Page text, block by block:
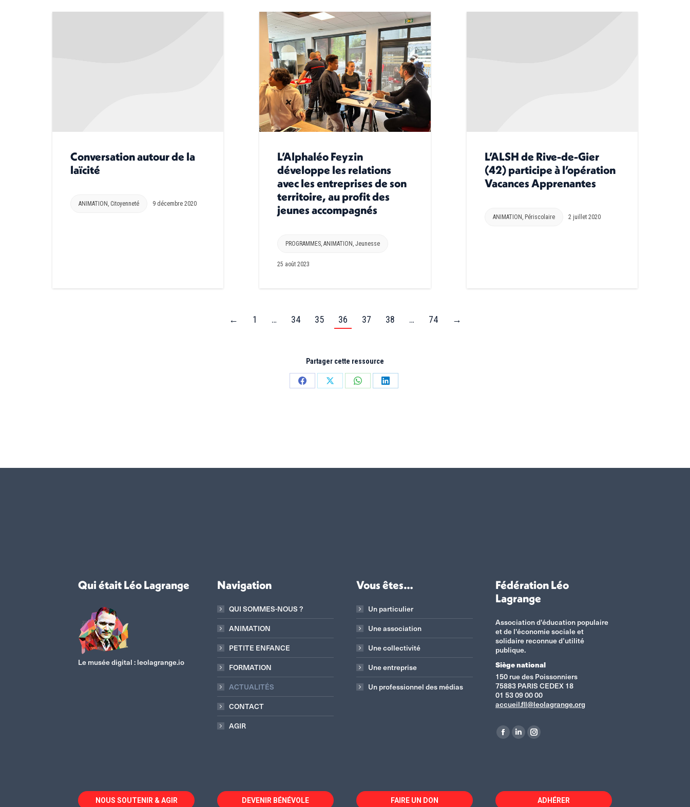
Conversation autour de la
laïcité
ANIMATION Citoyenneté 9 décembre 2020
L’Alphaléo Feyzin
développe les relations
avec les entreprises de son
territoire, au profit des
jeunes accompagnés
PROGRAMMES,ANIMATION,Jeunesse
25 août 2023
L’ALSH de Rive-de-Gier
(42) participe à l’opération
Vacances Apprenantes
ANIMATION Périscolaire 2 juillet 2020
← 1 … 34 35 36 37 38 … 74 →
Partager cette ressource
PartagerPartagerPartagerPartager
Qui était Léo Lagrange
Le musée digital :leolagrange.io
Navigation
QUI SOMMES-NOUS ?
ANIMATION
PETITE ENFANCE
FORMATION
ACTUALITÉS
CONTACT
AGIR
Vous êtes…
Un particulier
Une association
Une collectivité
Une entreprise
Un professionnel des médias
Fédération Léo
Lagrange
Association d'éducation populaire
et de l'économie sociale et
solidaire reconnue d’utilité
publique.
Siège national
150 rue des Poissonniers
75883 PARIS CEDEX 18
01 53 09 00 00
accueil.fll@leolagrange.org
Retrouvez-nous sur :
La
dans
La
dans
La
dans
une
NOUS SOUTENIR & AGIR DEVENIR BÉNÉVOLE FAIRE UN DON ADHÉRER